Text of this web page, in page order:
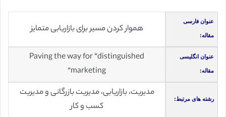
عنوان فارسی
مقاله: هموار کردن مسیر برای بازاریابی متمایز
عنوان انگلیسی
مقاله:
Paving the way for “distinguished
marketing”
رشته های مرتبط:
مدیریت، بازاریابی، مدیریت بازرگانی و مدیریت
کسب و کار